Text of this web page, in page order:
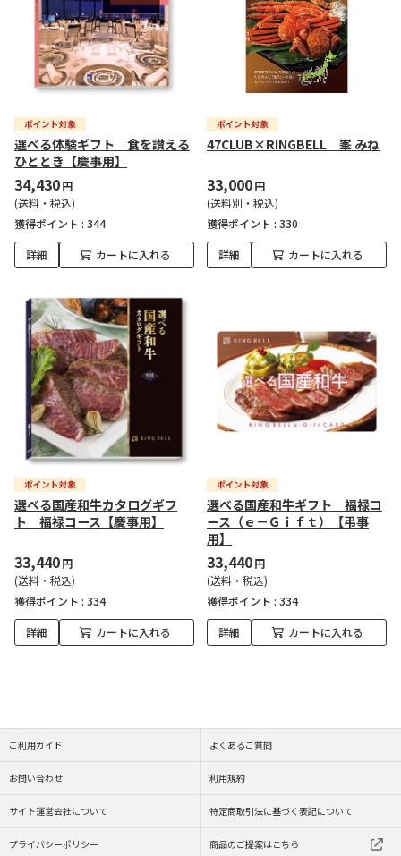
選べる体験ギフト 食を讃える
ひととき【慶事用】
34,430円
(送料・税込)
獲得ポイント : 344
詳細 カートに入れる
47CLUB×RINGBELL 峯 みね
33,000円
(送料別・税込)
獲得ポイント : 330
詳細 カートに入れる
選べる国産和牛カタログギフ
ト 福禄コース【慶事用】
33,440円
(送料・税込)
獲得ポイント : 334
詳細 カートに入れる
選べる国産和牛ギフト 福禄コ
ース（ｅ－Ｇｉｆｔ）【弔事
用】
33,440円
(送料・税込)
獲得ポイント : 334
詳細 カートに入れる
ご利用ガイド よくあるご質問
お問い合わせ 利用規約
サイト運営会社について 特定商取引法に基づく表記について
プライバシーポリシー 商品のご提案はこちら